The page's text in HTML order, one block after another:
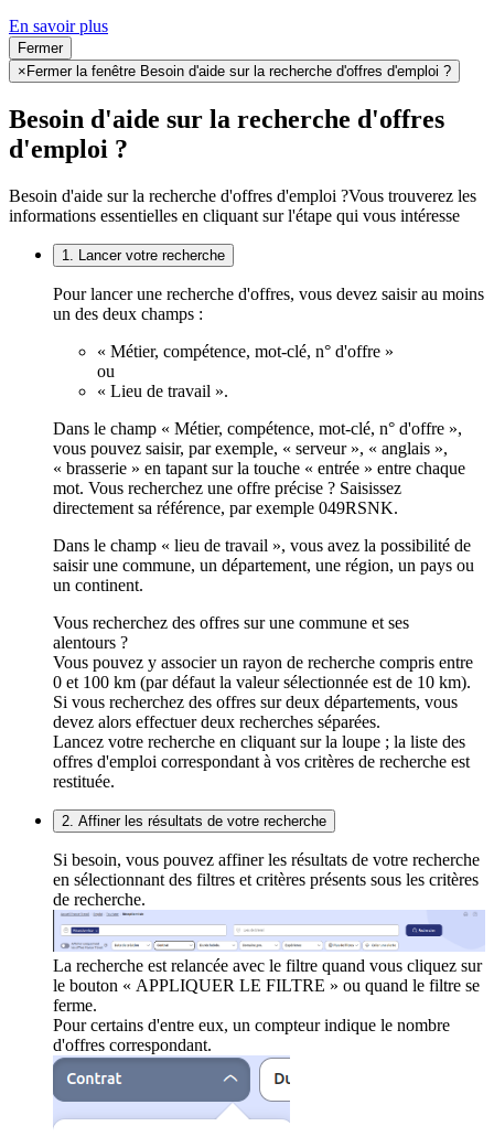
En savoir plus
Fermer
× Fermer la fenêtre Besoin d'aide sur la recherche d'offres d'emploi ?
Besoin d'aide sur la recherche d'offres
d'emploi ?
Besoin d'aide sur la recherche d'offres d'emploi ?Vous trouverez les
informations essentielles en cliquant sur l'étape qui vous intéresse
1. Lancer votre recherche
Pour lancer une recherche d'offres, vous devez saisir au moins
un des deux champs :
« Métier, compétence, mot-clé, n° d'offre »
ou
« Lieu de travail ».
Dans le champ « Métier, compétence, mot-clé, n° d'offre »,
vous pouvez saisir, par exemple, « serveur », « anglais »,
« brasserie » en tapant sur la touche « entrée » entre chaque
mot. Vous recherchez une offre précise ? Saisissez
directement sa référence, par exemple 049RSNK.
Dans le champ « lieu de travail », vous avez la possibilité de
saisir une commune, un département, une région, un pays ou
un continent.
Vous recherchez des offres sur une commune et ses
alentours ?
Vous pouvez y associer un rayon de recherche compris entre
0 et 100 km (par défaut la valeur sélectionnée est de 10 km).
Si vous recherchez des offres sur deux départements, vous
devez alors effectuer deux recherches séparées.
Lancez votre recherche en cliquant sur la loupe ; la liste des
offres d'emploi correspondant à vos critères de recherche est
restituée.
2. Affiner les résultats de votre recherche
Si besoin, vous pouvez affiner les résultats de votre recherche
en sélectionnant des filtres et critères présents sous les critères
de recherche.
La recherche est relancée avec le filtre quand vous cliquez sur
le bouton « APPLIQUER LE FILTRE » ou quand le filtre se
ferme.
Pour certains d'entre eux, un compteur indique le nombre
d'offres correspondant.